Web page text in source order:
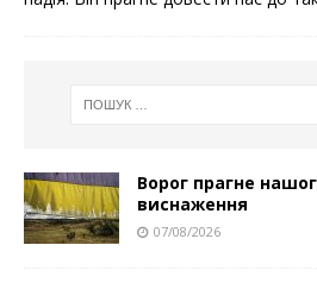
Ворог прагне
виснаження
07/08/2026